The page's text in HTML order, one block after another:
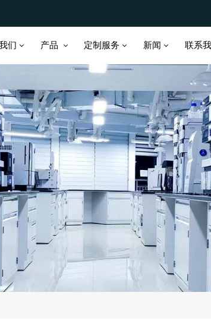
们 产品 定制服务 新闻 联系